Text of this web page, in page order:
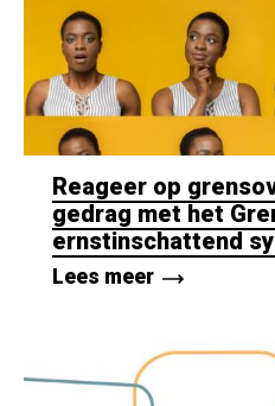
Reageer op
gedrag met het
ernstinschattend
Lees meer